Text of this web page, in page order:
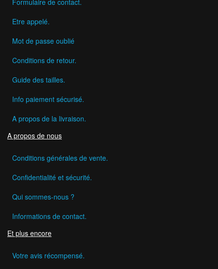
Etre appelé.
Mot de passe oublié
Conditions de retour.
Guide des tailles.
Info paiement sécurisé.
A propos de la livraison.
A propos de nous
Conditions générales de vente.
Confidentialité et sécurité.
Qui sommes-nous ?
Informations de contact.
Et plus encore
Votre avis récompensé.